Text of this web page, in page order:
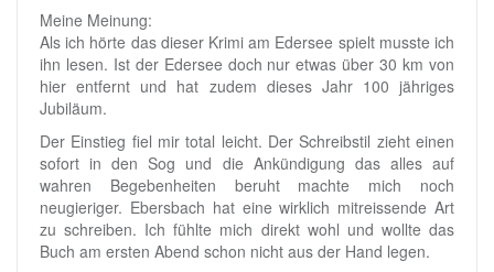
Meine Meinung:
Als ich hörte das dieser Krimi am Edersee spielt musste ich
ihn lesen. Ist der Edersee doch nur etwas über 30 km von
hier entfernt und hat zudem dieses Jahr 100 jähriges
Jubiläum.
Der Einstieg fiel mir total leicht. Der Schreibstil zieht einen
sofort in den Sog und die Ankündigung das alles auf
wahren Begebenheiten beruht machte mich noch
neugieriger. Ebersbach hat eine wirklich mitreissende Art
zu schreiben. Ich fühlte mich direkt wohl und wollte das
Buch am ersten Abend schon nicht aus der Hand legen.